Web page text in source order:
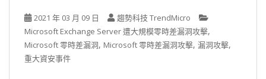
2021 年 03 月 09 日
趨勢科技 TrendMicro
Microsoft Exchange Server 遭大規模零時差漏洞攻擊,
Microsoft 零時差漏洞, Microsoft 零時差漏洞攻擊, 漏洞攻擊,
重大資安事件